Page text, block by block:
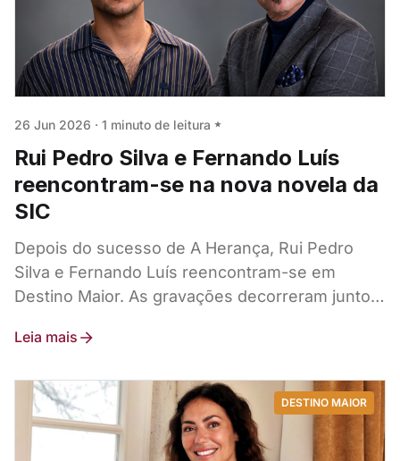
26 Jun 2026 · 1 minuto de leitura
Rui Pedro Silva e Fernando Luís
reencontram-se na nova novela da
SIC
Depois do sucesso de A Herança, Rui Pedro
Silva e Fernando Luís reencontram-se em
Destino Maior. As gravações decorreram junto
Leia mais
DESTINO MAIOR